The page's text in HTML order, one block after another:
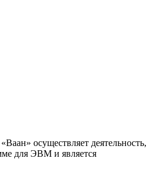
осуществляет деятельность,
для ЭВМ и является